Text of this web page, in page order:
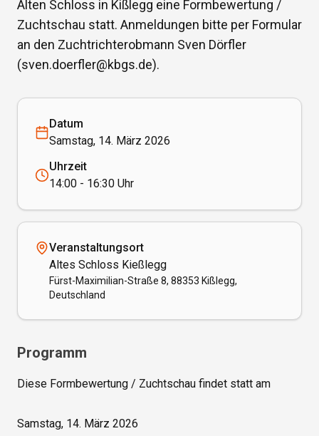
Alten Schloss in Kißlegg eine Formbewertung /
Zuchtschau statt. Anmeldungen bitte per Formular
an den Zuchtrichterobmann Sven Dörfler
(sven.doerfler@kbgs.de).
Datum
Samstag, 14. März 2026
Uhrzeit
14:00 - 16:30 Uhr
Veranstaltungsort
Altes Schloss Kießlegg
Fürst-Maximilian-Straße 8, 88353 Kißlegg,
Deutschland
Programm
Diese Formbewertung / Zuchtschau findet statt am
Samstag, 14. März 2026